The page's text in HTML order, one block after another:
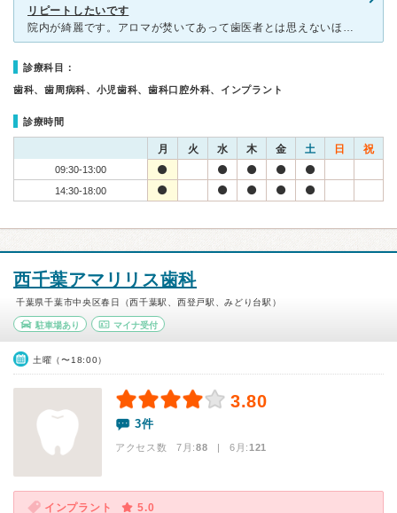
リピートしたいです
院内が綺麗です。アロマが焚いてあって歯医者とは思えないほどリラックスできます。受付、看護婦さん、院長先生全員が丁寧な対応をしてくださいます。虫歯の治療で行ったのですが、丁寧な説明と段取りがありましたの
診療科目：
歯科、歯周病科、小児歯科、歯科口腔外科、インプラント
診療時間
月 火 水 木 金 土 日 祝
09:30-13:00
14:30-18:00
西千葉アマリリス歯科
千葉県千葉市中央区春日（西千葉駅、西登戸駅、みどり台駅）
駐車場あり マイナ受付
土曜（〜18:00）
3.80
3件
アクセス数 7月:88 | 6月:121
インプラント
5.0